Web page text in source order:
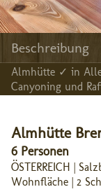
Beschreibung
Almhütte ✓ in
Canyoning und
Almhütte
6 Personen
ÖSTERREICH |
Wohnfläche | 2